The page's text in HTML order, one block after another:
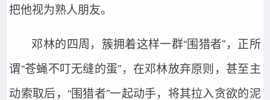
把他视为熟人朋友。
邓林的四周，簇拥着这样一群“围猎者”，正所
谓“苍蝇不叮无缝的蛋”，在邓林放弃原则，甚至主
动索取后，“围猎者”一起动手，将其拉入贪欲的泥